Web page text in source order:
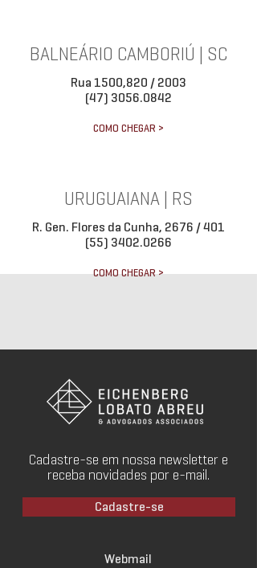
BALNEÁRIO CAMBORIÚ | SC
Rua 1500,820 / 2003
(47) 3056.0842
COMO CHEGAR >
URUGUAIANA | RS
R. Gen. Flores da Cunha, 2676 / 401
(55) 3402.0266
COMO CHEGAR >
Cadastre-se em nossa newsletter e
receba novidades por e-mail.
Cadastre-se
Webmail